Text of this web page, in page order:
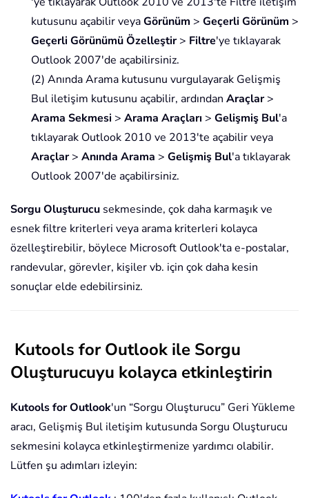
kutusunu açabilir veyaGörünüm > Geçerli Görünüm >
Geçerli Görünümü Özelleştir> Filtre'ye tıklayarak
Outlook 2007'de açabilirsiniz.
(2) Anında Arama kutusunu vurgulayarak Gelişmiş
Bul iletişim kutusunu açabilir, ardından Araçlar>
Arama Sekmesi > Arama Araçları > Gelişmiş Bul'a
tıklayarak Outlook 2010 ve 2013'te açabilir veya
Araçlar> Anında Arama > Gelişmiş Bul'a tıklayarak
Outlook 2007'de açabilirsiniz.
Sorgu Oluşturucu sekmesinde, çok daha karmaşık ve
esnek filtre kriterleri veya arama kriterleri kolayca
özelleştirebilir, böylece Microsoft Outlook'ta e-postalar,
randevular, görevler, kişiler vb. için çok daha kesin
sonuçlar elde edebilirsiniz.
Kutools for Outlook ile Sorgu
Oluşturucuyu kolayca etkinleştirin
Kutools for Outlook'un “Sorgu Oluşturucu” Geri Yükleme
aracı, Gelişmiş Bul iletişim kutusunda Sorgu Oluşturucu
sekmesini kolayca etkinleştirmenize yardımcı olabilir.
Lütfen şu adımları izleyin: